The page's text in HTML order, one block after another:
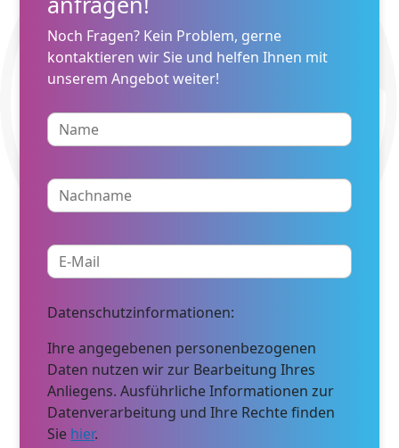
Noch Fragen? Kein Problem, gerne
kontaktieren wir Sie und helfen Ihnen mit
unserem Angebot weiter!
Datenschutzinformationen:
Ihre angegebenen personenbezogenen
Daten nutzen wir zur Bearbeitung Ihres
Anliegens. Ausführliche Informationen zur
Datenverarbeitung und Ihre Rechte finden
Sie hier.